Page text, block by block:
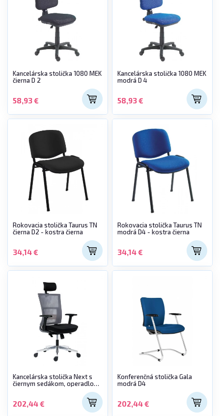
Kancelárska stolička 1080 MEK
čierna D 2
58,93 €
Kancelárska stolička 1080 MEK
modrá D 4
58,93 €
Rokovacia stolička Taurus TN
čierna D2 - kostra čierna
34,14 €
Rokovacia stolička Taurus TN
modrá D4 - kostra čierna
34,14 €
Kancelárska stolička Next s
čiernym sedákom, operadlo
202,44 €
Konferenčná stolička Gala
modrá D4
202,44 €